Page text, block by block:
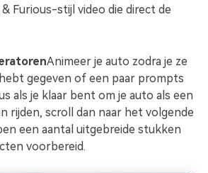
Ontgrendel partnerschap op
bedrijfsniveau
Furious-stijl video die direct de
Animeer je auto zodra je ze
gegeven of een paar prompts
als je klaar bent om je auto als een
rijden, scroll dan naar het volgende
een aantal uitgebreide stukken
voorbereid.